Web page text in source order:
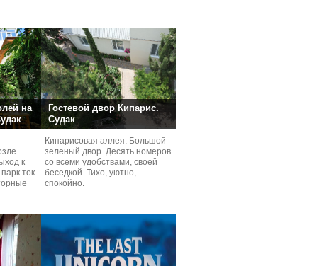
на
к
ток
Гостевой двор Кипарис.
Судак
Кипарисовая аллея. Большой
зеленый двор. Десять номеров
со всеми удобствами, своей
беседкой. Тихо, уютно,
спокойно.